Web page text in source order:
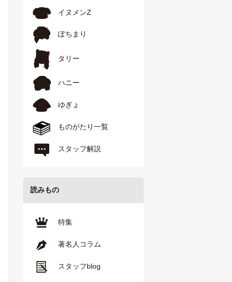
イヌメンZ
ぽちまり
タリー
ハニー
ゆぎょ
ものがたり一覧
スタッフ解説
読みもの
特集
著名人コラム
スタッフblog